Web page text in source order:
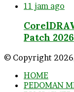
11 jam ago
Patch 2026
© Copyright
HOME
PEDOMAN